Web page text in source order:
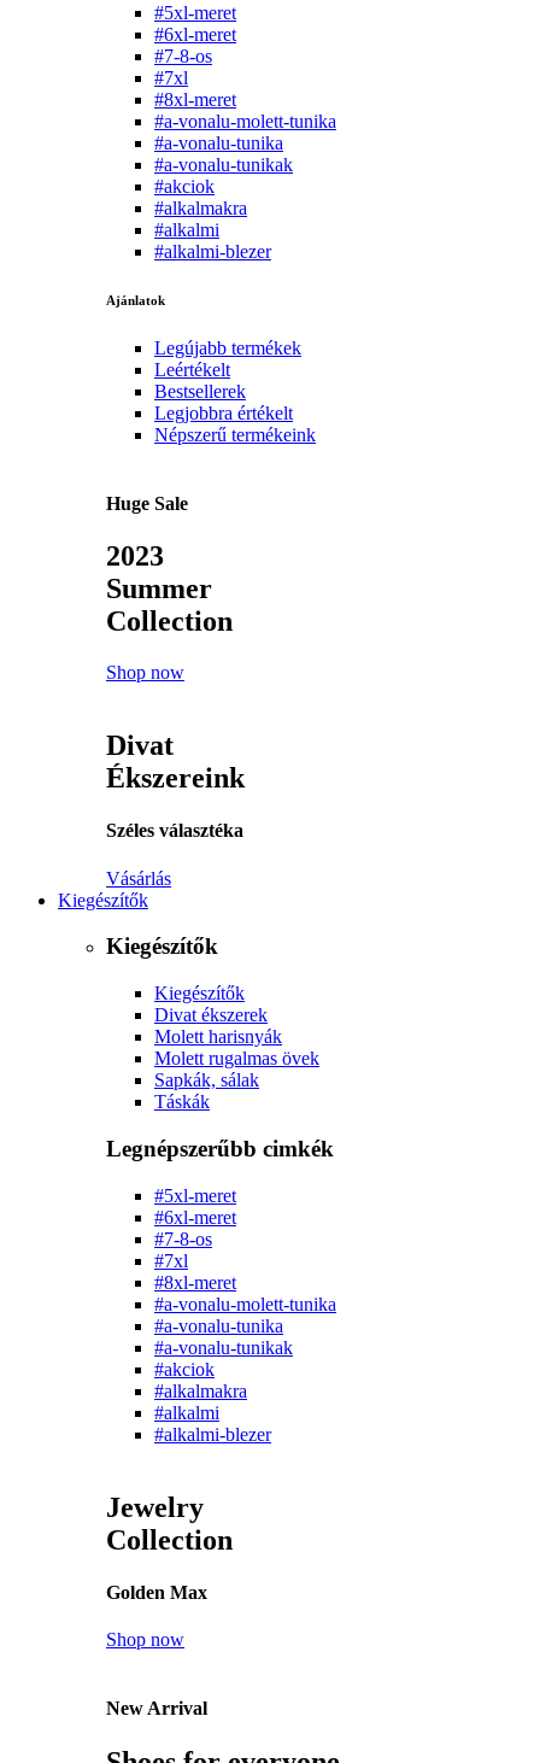
#5xl-meret
#6xl-meret
#7-8-os
#7xl
#8xl-meret
#a-vonalu-molett-tunika
#a-vonalu-tunika
#a-vonalu-tunikak
#akciok
#alkalmakra
#alkalmi
#alkalmi-blezer
Ajánlatok
Legújabb termékek
Leértékelt
Bestsellerek
Legjobbra értékelt
Népszerű termékeink
Huge Sale
2023
Summer
Collection
Shop now
Divat
Ékszereink
Széles választéka
Vásárlás
Kiegészítők
Kiegészítők
Kiegészítők
Divat ékszerek
Molett harisnyák
Molett rugalmas övek
Sapkák, sálak
Táskák
Legnépszerűbb cimkék
#5xl-meret
#6xl-meret
#7-8-os
#7xl
#8xl-meret
#a-vonalu-molett-tunika
#a-vonalu-tunika
#a-vonalu-tunikak
#akciok
#alkalmakra
#alkalmi
#alkalmi-blezer
Jewelry
Collection
Golden Max
Shop now
New Arrival